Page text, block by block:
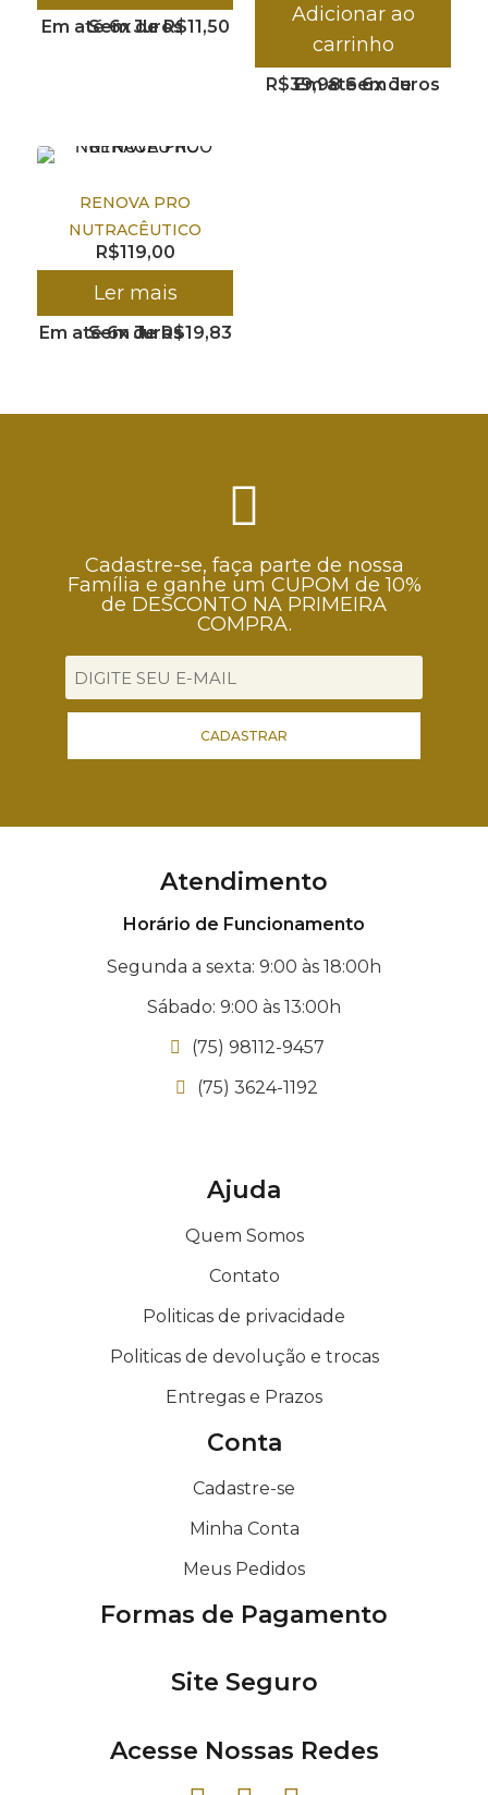
Em até 6x deR$11,50
Sem Juros
Adicionar ao
carrinho
Em até 6x de
R$39,98 Sem Juros
RENOVA PRO
NUTRACÊUTICO
R$119,00
Ler mais
Em até 6x de R$19,83
Sem Juros
Cadastre-se, faça parte de nossa
Família e ganhe um CUPOM de 10%
de DESCONTO NA PRIMEIRA
COMPRA.
CADASTRAR
Atendimento
Horário de Funcionamento
Segunda a sexta: 9:00 às 18:00h
Sábado: 9:00 às 13:00h
(75) 98112-9457
(75) 3624-1192
Ajuda
Quem Somos
Contato
Politicas de privacidade
Politicas de devolução e trocas
Entregas e Prazos
Conta
Cadastre-se
Minha Conta
Meus Pedidos
Formas de Pagamento
Site Seguro
Acesse Nossas Redes